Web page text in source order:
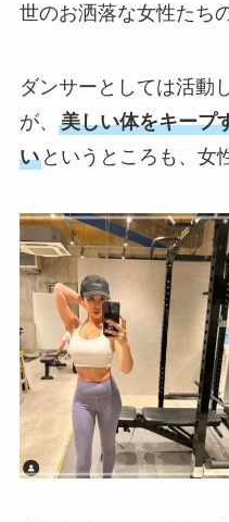
世のお洒落な女性たち
ダンサーとしては活動
が、 美しい体をキープ
いというところも、女